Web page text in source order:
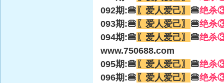
092期:🍔 〖爱人爱己〗 🍔绝杀
093期:🍔 〖爱人爱己〗 🍔绝杀
094期:🍔 〖爱人爱己〗 🍔绝杀
www.750688.com
095期:🍔 〖爱人爱己〗 🍔绝杀
096期:🍔 〖爱人爱己〗 🍔绝杀